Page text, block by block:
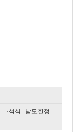
·석식 : 남도한정